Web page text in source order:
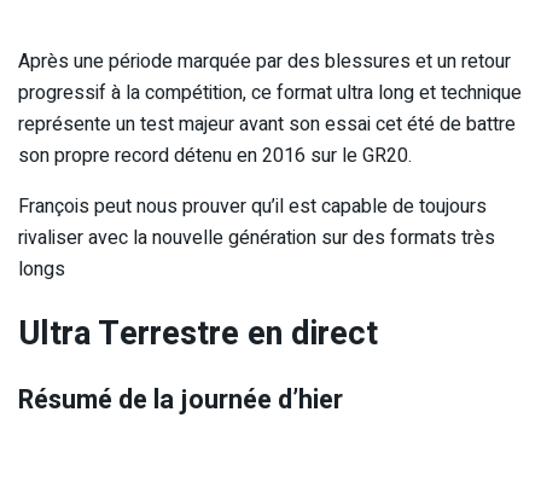
Après une période marquée par des blessures et un retour
progressif à la compétition, ce format ultra long et technique
représente un test majeur avant son essai cet été de battre
son propre record détenu en 2016 sur le GR20.
François peut nous prouver qu’il est capable de toujours
rivaliser avec la nouvelle génération sur des formats très
longs
Ultra Terrestre en direct
Résumé de la journée d’hier